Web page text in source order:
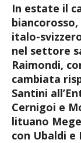
In estate il
italo-
nel settore
Raimondi,
cambiata
Santini
Cernigoi e
lituano
con Ubaldi